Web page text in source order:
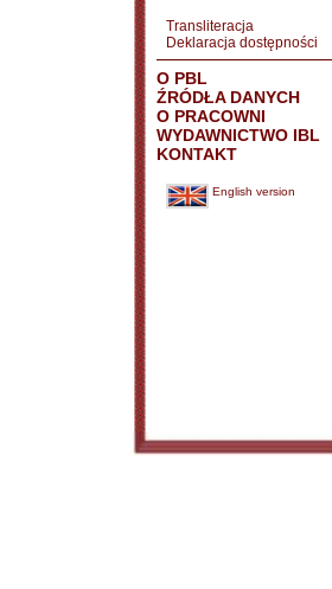
Transliteracja
Deklaracja dostępności
O PBL
ŹRÓDŁA DANYCH
O PRACOWNI
WYDAWNICTWO IBL
KONTAKT
English version